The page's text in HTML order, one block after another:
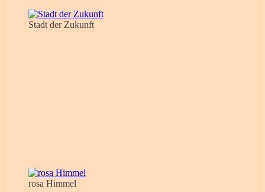
Stadt der Zukunft
rosa Himmel